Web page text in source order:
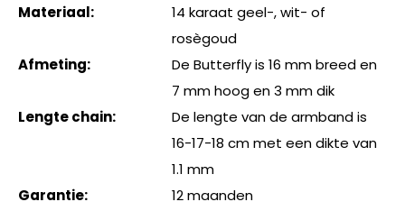
Materiaal:
14 karaat geel-, wit- of
rosègoud
Afmeting:
De Butterfly is 16 mm breed en
7 mm hoog en 3 mm dik
Lengte chain:
De lengte van de armband is
16-17-18 cm met een dikte van
1.1 mm
Garantie:
12 maanden